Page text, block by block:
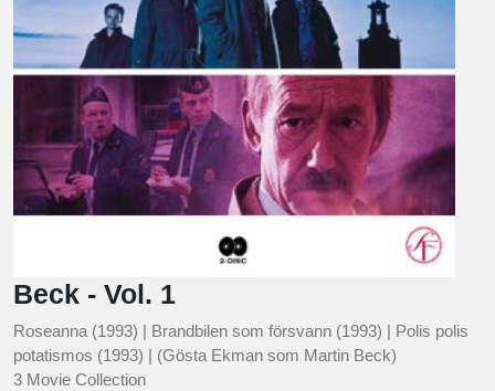
Beck - Vol. 1
Roseanna (1993) | Brandbilen som försvann (1993) | Polis polis
potatismos (1993) | (Gösta Ekman som Martin Beck)
3 Movie Collection